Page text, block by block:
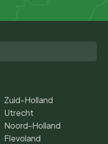
Zuid-Holland
Utrecht
Noord-Holland
Flevoland